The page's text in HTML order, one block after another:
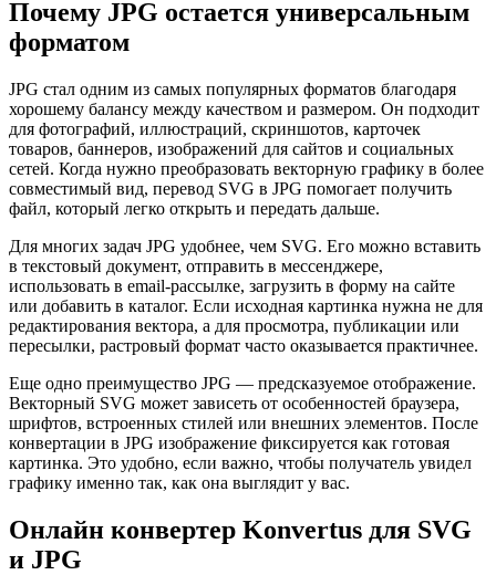
Почему JPG остается универсальным
форматом
JPG стал одним из самых популярных форматов благодаря
хорошему балансу между качеством и размером. Он подходит
для фотографий, иллюстраций, скриншотов, карточек
товаров, баннеров, изображений для сайтов и социальных
сетей. Когда нужно преобразовать векторную графику в более
совместимый вид, перевод SVG в JPG помогает получить
файл, который легко открыть и передать дальше.
Для многих задач JPG удобнее, чем SVG. Его можно вставить
в текстовый документ, отправить в мессенджере,
использовать в email-рассылке, загрузить в форму на сайте
или добавить в каталог. Если исходная картинка нужна не для
редактирования вектора, а для просмотра, публикации или
пересылки, растровый формат часто оказывается практичнее.
Еще одно преимущество JPG — предсказуемое отображение.
Векторный SVG может зависеть от особенностей браузера,
шрифтов, встроенных стилей или внешних элементов. После
конвертации в JPG изображение фиксируется как готовая
картинка. Это удобно, если важно, чтобы получатель увидел
графику именно так, как она выглядит у вас.
Онлайн конвертер Konvertus для SVG
и JPG